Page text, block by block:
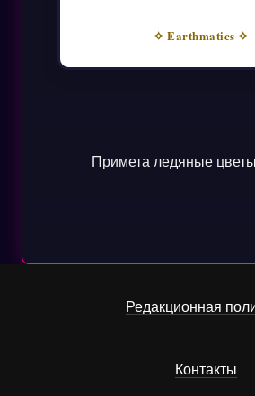
✧ Earthmatics ✧
Примета ледяные
Редакционная
Контакты